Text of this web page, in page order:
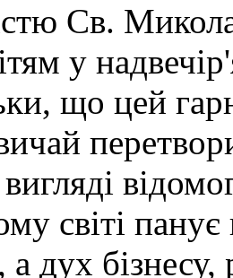
Св.
у
що цей
світі
дух бізнесу,